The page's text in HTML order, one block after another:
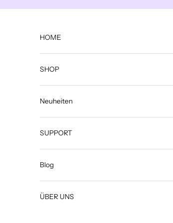
HOME
SHOP
Neuheiten
SUPPORT
Blog
ÜBER UNS